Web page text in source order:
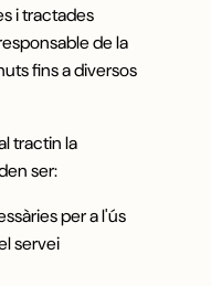
i tractades
de la
fins a diversos
tractin la
ser:
per a l'ús
servei